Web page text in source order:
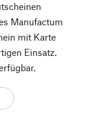
Manufactum
mit Karte
Einsatz.